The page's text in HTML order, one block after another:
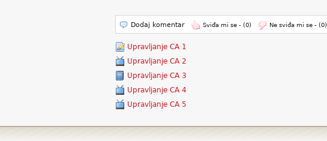
Dodaj komentar Sviđa mi se - (0) Ne sviđa mi se - (0)
Upravljanje CA 1
Upravljanje CA 2
Upravljanje CA 3
Upravljanje CA 4
Upravljanje CA 5